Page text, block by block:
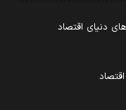
دنیای اقتصاد